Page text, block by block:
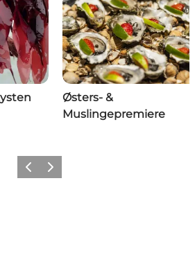
Østers- &
Muslingepremiere
Forrige billede
Næste billede